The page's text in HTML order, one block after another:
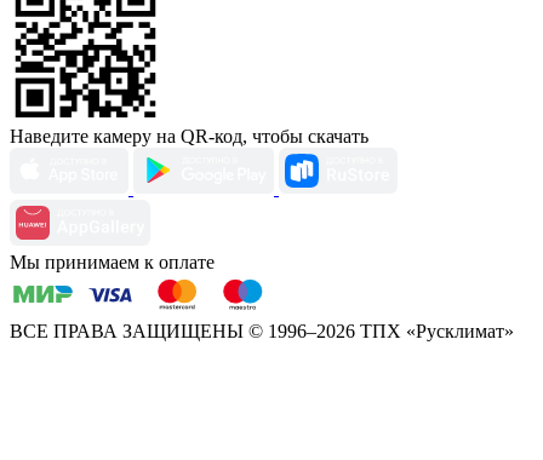
Наведите камеру на QR-код, чтобы скачать
Мы принимаем к оплате
ВСЕ ПРАВА ЗАЩИЩЕНЫ © 1996–2026 ТПХ «Русклимат»